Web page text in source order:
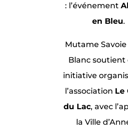
: l’événement
en Bleu.
Mutame
Blanc soutient
initiative
l’association Le
du Lac, avec
la Ville